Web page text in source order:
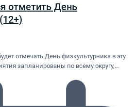
отметить День
отмечать День физкультурника в эту
запланированы по всему округу,…